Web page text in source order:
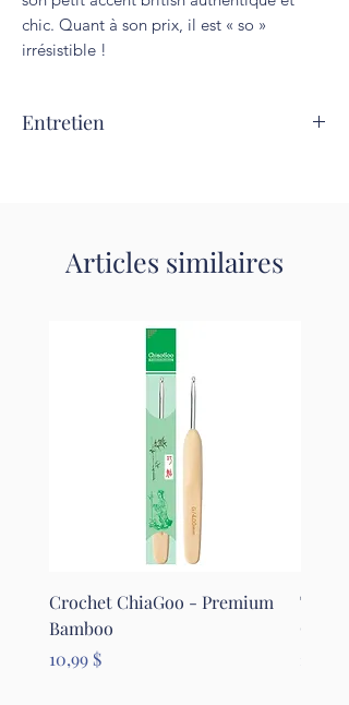
chic. Quant à son prix, il est « so »
irrésistible !
Entretien
Articles similaires
Crochet ChiaGoo - Premium
Bamboo
Prix
10,99 $
Tapis
Clover